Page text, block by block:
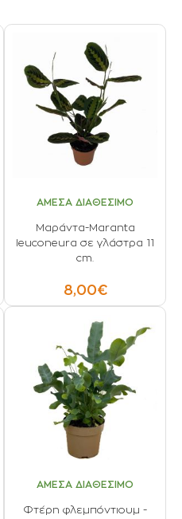
ΑΜΕΣΑ ΔΙΑΘΕΣΙΜΟ
Μαράντα-Maranta
leuconeura σε γλάστρα 11
cm.
8,00€
ΑΜΕΣΑ ΔΙΑΘΕΣΙΜΟ
Φτέρη φλεμπόντιουμ -